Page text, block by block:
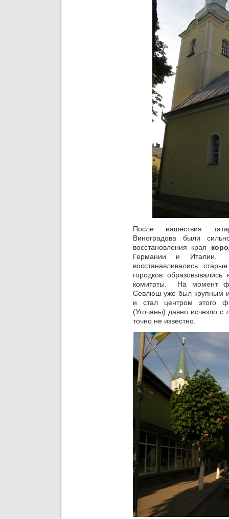
После нашествия
Виноградова были
восстановления края
Германии и Италии.
восстанавливались
городков
комитаты. На момент
Севлюш уже был крупным и
и стал центром этого
(Угочаны) давно исчезло с
точно не известно.